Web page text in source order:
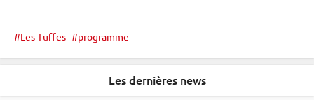
Les Tuffes programme
Les dernières news